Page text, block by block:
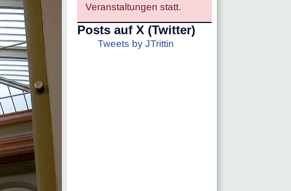
Veranstaltungen statt.
Posts auf X (Twitter)
Tweets by JTrittin